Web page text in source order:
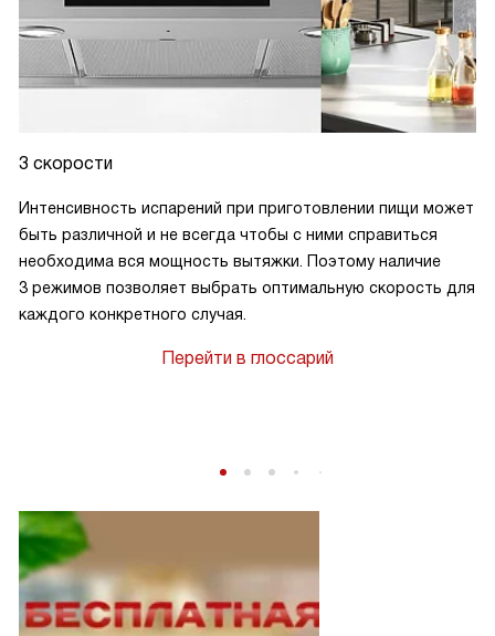
3 скорости
Интенсивность испарений при приготовлении пищи может
быть различной и не всегда чтобы с ними справиться
необходима вся мощность вытяжки. Поэтому наличие
3 режимов позволяет выбрать оптимальную скорость для
каждого конкретного случая.
Перейти в глоссарий